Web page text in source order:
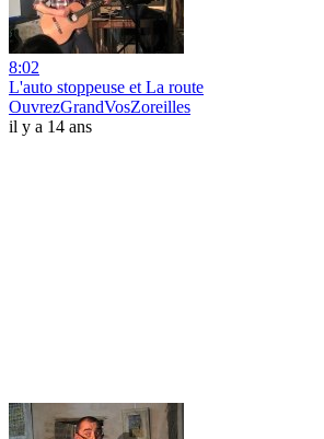
8:02
L'auto stoppeuse et La route
OuvrezGrandVosZoreilles
il y a 14 ans